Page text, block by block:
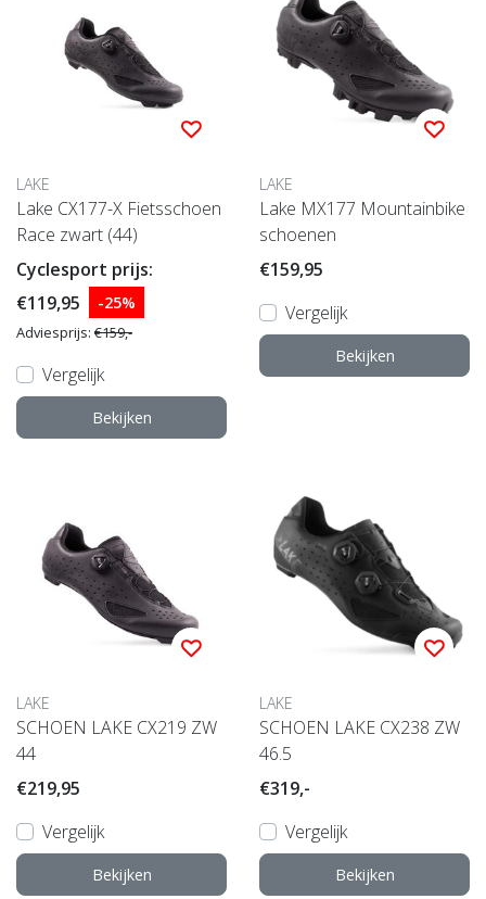
LAKE
Lake CX177-X Fietsschoen
Race zwart (44)
Cyclesport prijs:
€119,95
-25%
Adviesprijs: €159,-
Vergelijk
Bekijken
LAKE
Lake MX177 Mountainbike
schoenen
€159,95
Vergelijk
Bekijken
LAKE
SCHOEN LAKE CX219 ZW
44
€219,95
Vergelijk
Bekijken
LAKE
SCHOEN LAKE CX238 ZW
46.5
€319,-
Vergelijk
Bekijken